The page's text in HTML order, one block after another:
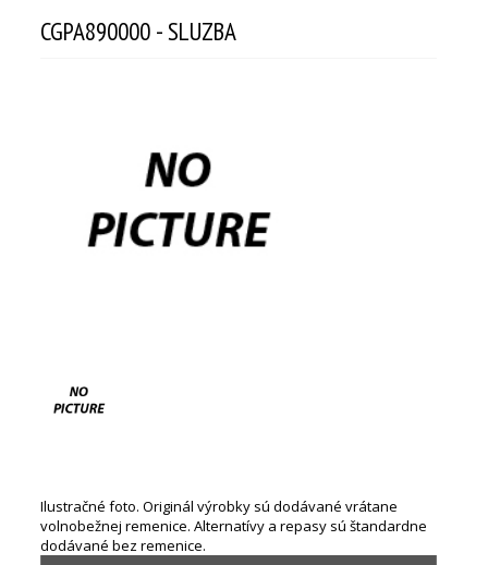
CGPA890000 - SLUZBA
Ilustračné foto. Originál výrobky sú dodávané vrátane
volnobežnej remenice. Alternatívy a repasy sú štandardne
dodávané bez remenice.